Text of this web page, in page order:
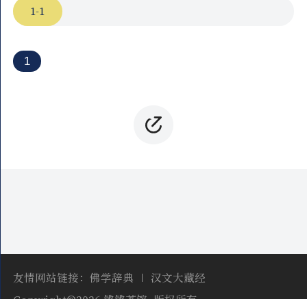
1-1
1
友情网站链接：佛学辞典
汉文大藏经